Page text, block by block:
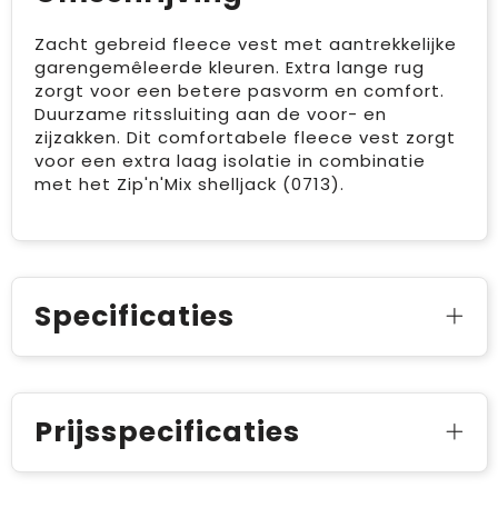
Zacht gebreid fleece vest met aantrekkelijke
garengemêleerde kleuren. Extra lange rug
zorgt voor een betere pasvorm en comfort.
Duurzame ritssluiting aan de voor- en
zijzakken. Dit comfortabele fleece vest zorgt
voor een extra laag isolatie in combinatie
met het Zip'n'Mix shelljack (0713).
Specificaties
Prijsspecificaties